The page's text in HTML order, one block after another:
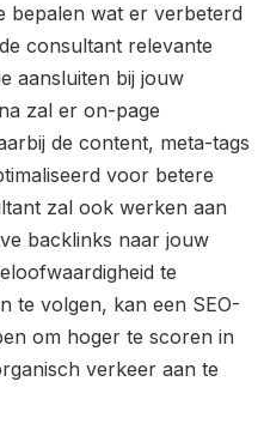
bepalen wat er verbeterd
consultant relevante
aansluiten bij jouw
zal er on-page
de content, meta-tags
voor betere
zal ook werken aan
backlinks naar jouw
te
te volgen, kan een SEO-
om hoger te scoren in
verkeer aan te